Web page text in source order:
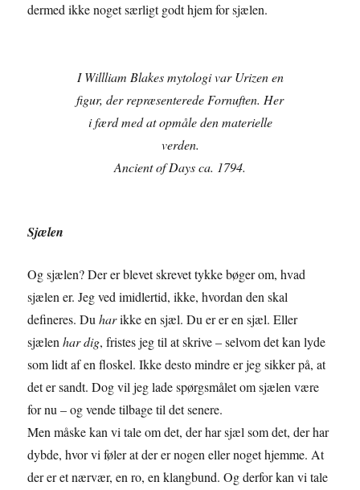
dermed ikke noget særligt godt hjem for sjælen.
I Willliam Blakes mytologi var Urizen en
figur, der repræsenterede Fornuften. Her
i færd med at opmåle den materielle
verden.
Ancient of Days ca. 1794.
Sjælen
Og sjælen? Der er blevet skrevet tykke bøger om, hvad
sjælen er. Jeg ved imidlertid, ikke, hvordan den skal
defineres. Duharikke en sjæl. Du er er en sjæl. Eller
sjælenhar dig, fristes jeg til at skrive – selvom det kan lyde
som lidt af en floskel. Ikke desto mindre er jeg sikker på, at
det er sandt. Dog vil jeg lade spørgsmålet om sjælen være
for nu – og vende tilbage til det senere.
Men måske kan vi tale om det, der har sjæl som det, der har
dybde, hvor vi føler at der er nogen eller noget hjemme. At
der er et nærvær, en ro, en klangbund. Og derfor kan vi tale